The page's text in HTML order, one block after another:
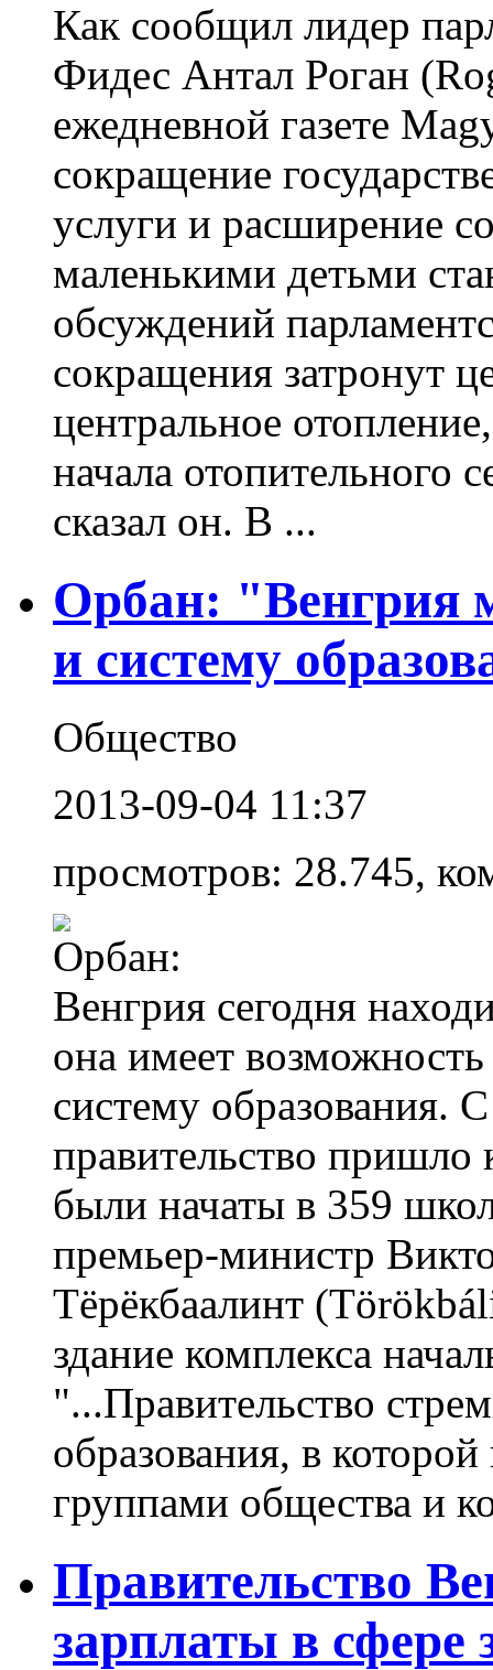
Как сообщил лидер
Фидес Антал Роган
ежедневной газете
сокращение
услуги и расширение
маленькими детьми
обсуждений
сокращения затронут
центральное
начала отопительного
сказал он. В ...
Орбан: "Венгрия
и систему
Общество
2013-09-04 11:37
просмотров: 28.745,
Венгрия сегодня
она имеет
систему образования.
правительство пришло
были начаты в 359
премьер-министр
Тёрёкбаалинт
здание комплекса
"...Правительство
образования, в
группами общества и
Правительство
зарплаты в сфере